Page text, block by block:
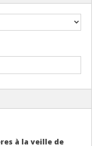
à la veille de